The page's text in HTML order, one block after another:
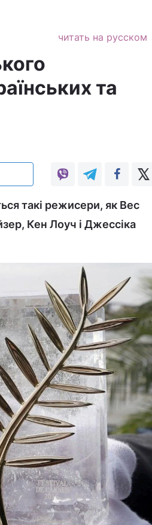
читать на русском
та
такі режисери, як Вес
Кен Лоуч і Джессіка